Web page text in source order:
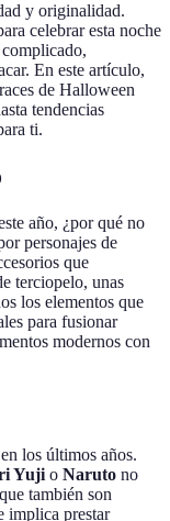
y originalidad.
celebrar esta noche
En este artículo,
de Halloween
tendencias
ti.
año, ¿por qué no
personajes de
que
terciopelo, unas
los elementos que
para fusionar
modernos con
los últimos años.
Yuji o Naruto no
también son
implica prestar